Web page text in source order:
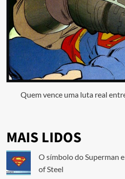
Quem vence uma luta real
MAIS LIDOS
O símbolo do Superman
of Steel